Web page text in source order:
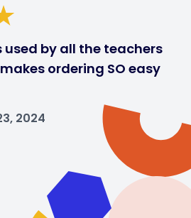
by all the teachers
ordering SO easy
2024